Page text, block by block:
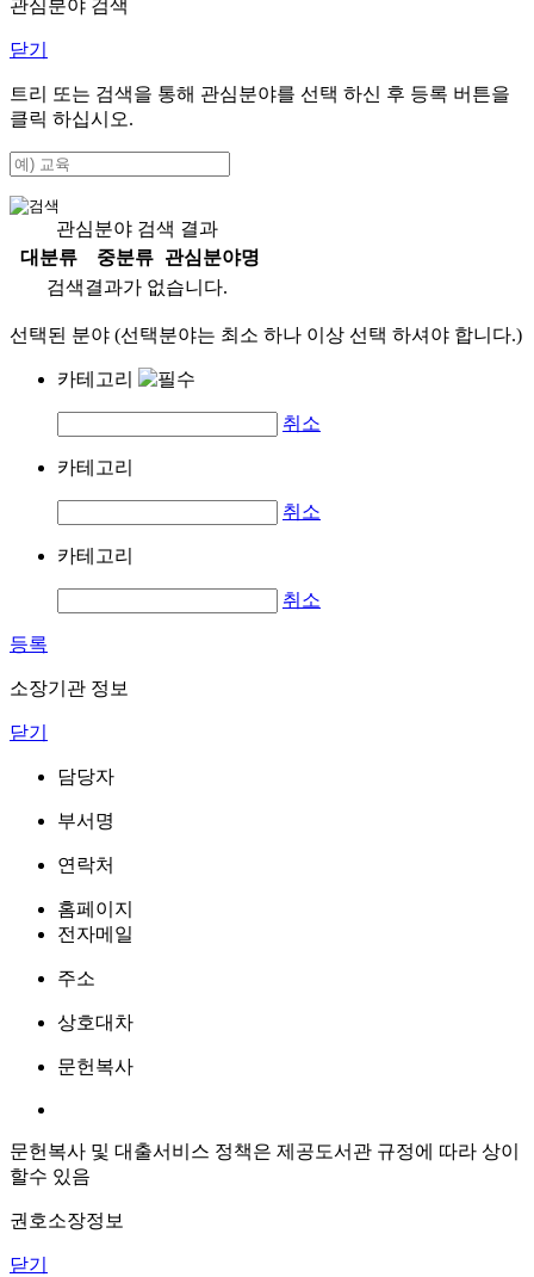
관심분야 검색
닫기
트리 또는 검색을 통해 관심분야를 선택 하신 후 등록 버튼을
클릭 하십시오.
관심분야 검색 결과
대분류
중분류
관심분야명
검색결과가 없습니다.
선택된 분야 (선택분야는 최소 하나 이상 선택 하셔야 합니다.)
카테고리
취소
카테고리
취소
카테고리
취소
등록
소장기관 정보
닫기
담당자
부서명
연락처
홈페이지
전자메일
주소
상호대차
문헌복사
문헌복사 및 대출서비스 정책은 제공도서관 규정에 따라 상이
할수 있음
권호소장정보
닫기